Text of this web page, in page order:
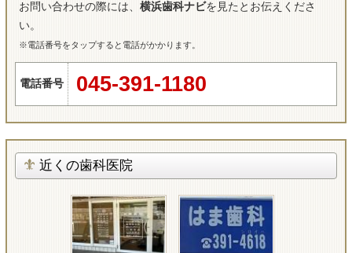
お問い合わせの際には、 横浜歯科ナビを見たとお伝えくださ
い。
※電話番号をタップすると電話がかかります。
電話番号 045-391-1180
近くの歯科医院